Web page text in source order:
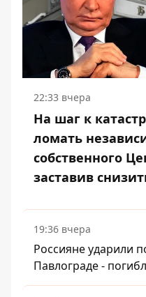
22:33 вчера
На шаг к
ломать
собственного
заставив
19:36 вчера
Россияне ударили
Павлограде -